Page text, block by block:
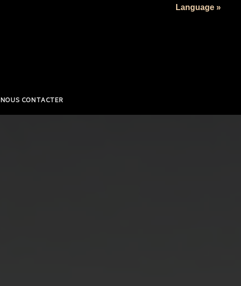
NOUS CONTACTER
Language »